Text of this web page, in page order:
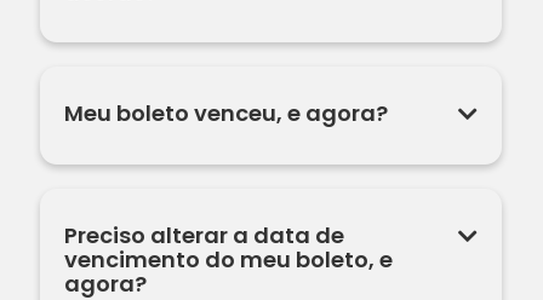
Meu boleto venceu, e agora?
Preciso alterar a data de
vencimento do meu boleto, e
agora?